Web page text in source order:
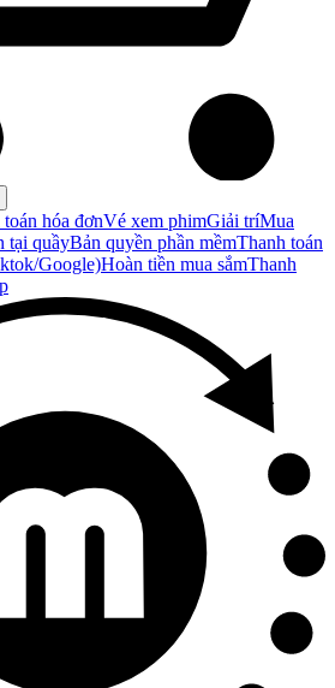
hóa đơnVé xem phimGiải tríMua
tại quầyBản quyền phần mềmThanh toán
Google)Hoàn tiền mua sắmThanh